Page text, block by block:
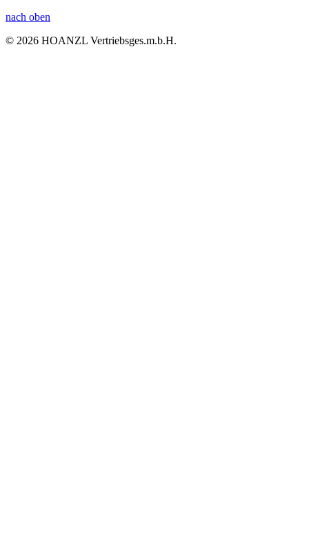
nach oben
© 2026 HOANZL Vertriebsges.m.b.H.